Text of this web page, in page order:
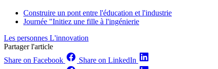
Construire un pont entre l'éducation et l'industrie
Journée "Initiez une fille à l'ingénierie
Les personnes L'innovation
Partager l'article
Share on Facebook
Share on LinkedIn